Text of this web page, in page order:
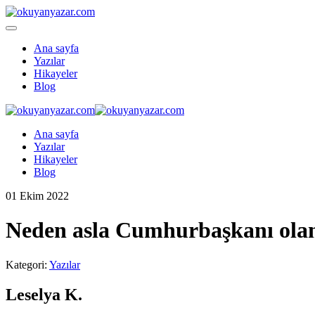
Ana sayfa
Yazılar
Hikayeler
Blog
Ana sayfa
Yazılar
Hikayeler
Blog
01 Ekim 2022
Neden asla Cumhurbaşkanı
Kategori: Yazılar
Leselya K.